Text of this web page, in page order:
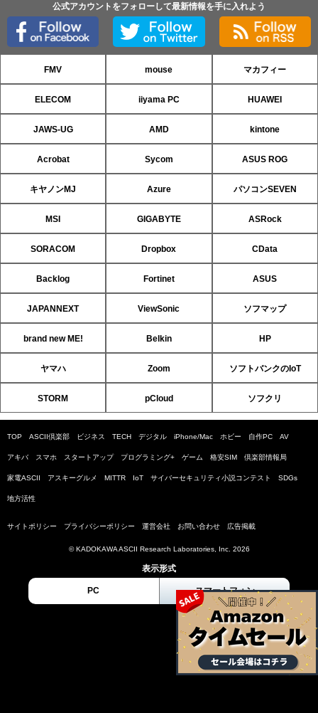
公式アカウントをフォローして最新情報を手に入れよう
FMV mouse マカフィー
ELECOM iiyama PC HUAWEI
JAWS-UG AMD kintone
Acrobat Sycom ASUS ROG
キヤノンMJ Azure パソコンSEVEN
MSI GIGABYTE ASRock
SORACOM Dropbox CData
Backlog Fortinet ASUS
JAPANNEXT ViewSonic ソフマップ
brand new ME! Belkin HP
ヤマハ Zoom ソフトバンクのIoT
STORM pCloud ソフクリ
TOP ASCII倶楽部 ビジネス TECH デジタル iPhone/Mac ホビー 自作PC AV
アキバ スマホ スタートアップ プログラミング+ ゲーム 格安SIM 倶楽部情報局
家電ASCII アスキーグルメ MITTR IoT サイバーセキュリティ小説コンテスト SDGs
地方活性
サイトポリシー プライバシーポリシー 運営会社 お問い合わせ 広告掲載
© KADOKAWA ASCII Research Laboratories, Inc. 2026
表示形式
PC スマートフォン